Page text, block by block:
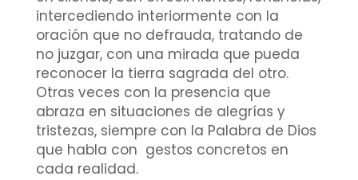
intercediendo interiormente con la
oración que no defrauda, tratando de
no juzgar, con una mirada que pueda
reconocer la tierra sagrada del otro.
Otras veces con la presencia que
abraza en situaciones de alegrías y
tristezas, siempre con la Palabra de Dios
que habla con gestos concretos en
cada realidad.